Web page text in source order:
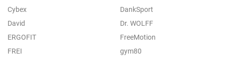
Cybex
DankSport
David
Dr. WOLFF
ERGOFIT
FreeMotion
FREI
gym80